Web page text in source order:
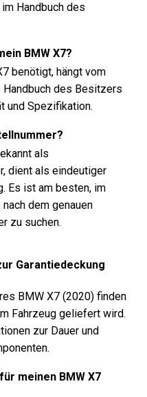
Handbuch des
BMW X7?
benötigt, hängt vom
des Besitzers
und Spezifikation.
als
dient als eindeutiger
Es ist am besten, im
dem genauen
zu suchen.
Garantiedeckung
BMW X7 (2020) finden
Fahrzeug geliefert wird.
zur Dauer und
meinen BMW X7